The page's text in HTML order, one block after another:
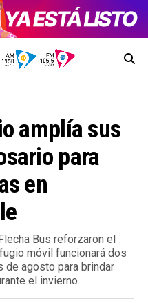
amplía sus
para
en
Bus reforzaron el
móvil funcionará dos
de agosto para brindar
el invierno.